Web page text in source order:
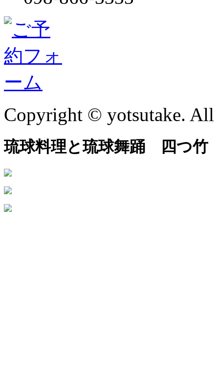
Copyright © yotsutake. All
琉球料理と琉球舞踊 四つ竹